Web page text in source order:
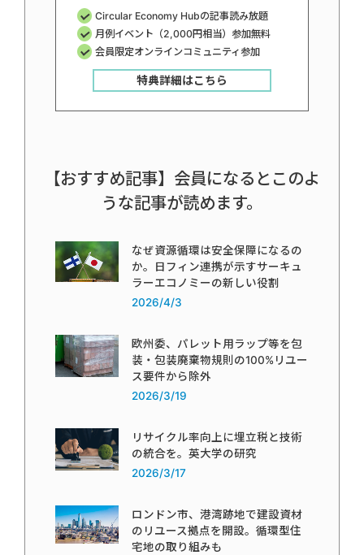
Circular Economy Hubの記事読み放題
月例イベント（2,000円相当）参加無料
会員限定オンラインコミュニティ参加
特典詳細はこちら
【おすすめ記事】会員になるとこのよ
うな記事が読めます。
なぜ資源循環は安全保障になるの
か。日フィン連携が示すサーキュ
ラーエコノミーの新しい役割
2026/4/3
欧州委、パレット用ラップ等を包
装・包装廃棄物規則の100%リユー
ス要件から除外
2026/3/19
リサイクル率向上に埋立税と技術
の統合を。英大学の研究
2026/3/17
ロンドン市、港湾跡地で建設資材
のリユース拠点を開設。循環型住
宅地の取り組みも